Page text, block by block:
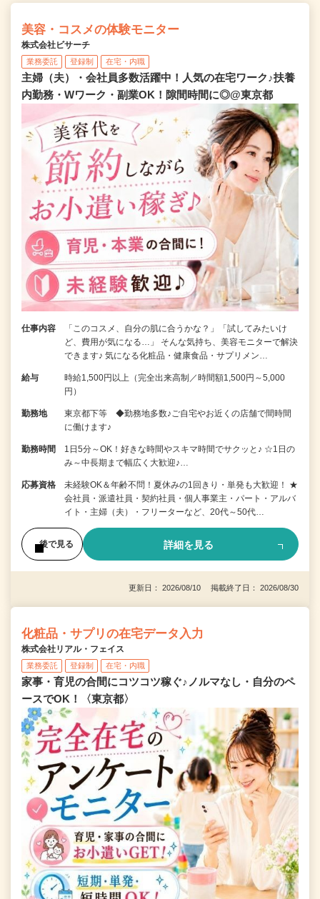
美容・コスメの体験モニター
株式会社ビサーチ
業務委託 登録制 在宅・内職
主婦（夫）・会社員多数活躍中！人気の在宅ワーク♪扶養
内勤務・Wワーク・副業OK！隙間時間に◎@東京都
仕事内容
「このコスメ、自分の肌に合うかな？」「試してみたいけ
ど、費用が気になる…」 そんな気持ち、美容モニターで解決
できます♪ 気になる化粧品・健康食品・サプリメン…
給与
時給1,500円以上（完全出来高制／時間額1,500円～5,000
円）
勤務地
東京都下等 ◆勤務地多数♪ご自宅やお近くの店舗で間時間
に働けます♪
勤務時間
1日5分～OK！好きな時間やスキマ時間でサクッと♪ ☆1日の
み～中長期まで幅広く大歓迎♪…
応募資格
未経験OK＆年齢不問！夏休みの1回きり・単発も大歓迎！ ★
会社員・派遣社員・契約社員・個人事業主・パート・アルバ
イト・主婦（夫）・フリーターなど、20代～50代…
後で見る 詳細を見る
更新日： 2026/08/10 掲載終了日： 2026/08/30
化粧品・サプリの在宅データ入力
株式会社リアル・フェイス
業務委託 登録制 在宅・内職
家事・育児の合間にコツコツ稼ぐ♪ノルマなし・自分のペ
ースでOK！〈東京都〉